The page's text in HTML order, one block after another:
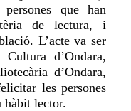
que han
de lectura, i
L’acte va ser
d’Ondara,
d’Ondara,
les persones
hàbit lector.